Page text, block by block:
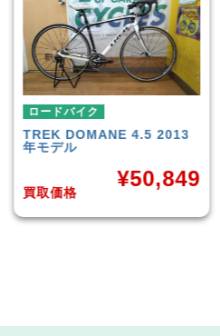
ロードバイク
SCOTTAFD PRO
買取価格
¥31,382